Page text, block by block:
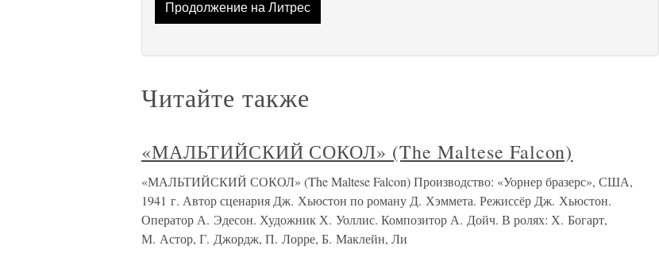
Продолжение на Литрес
Читайте также
«МАЛЬТИЙСКИЙ СОКОЛ» (The Maltese Falcon)
«МАЛЬТИЙСКИЙ СОКОЛ» (The Maltese Falcon) Производство: «Уорнер бразерс», США,
1941 г. Автор сценария Дж. Хьюстон по роману Д. Хэммета. Режиссёр Дж. Хьюстон.
Оператор А. Эдесон. Художник Х. Уоллис. Композитор А. Дойч. В ролях: Х. Богарт,
М. Астор, Г. Джордж, П. Лорре, Б. Маклейн, Ли